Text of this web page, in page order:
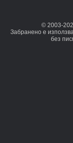
© 2003-
Забранено е
без